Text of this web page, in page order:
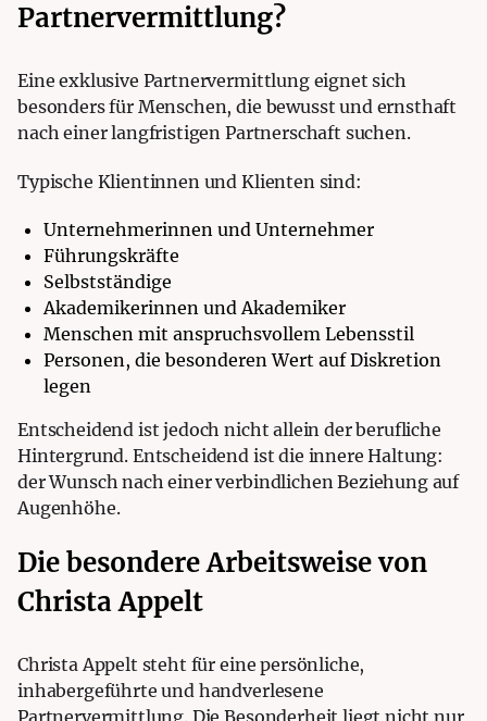
Partnervermittlung?
Eine exklusive Partnervermittlung eignet sich
besonders für Menschen, die bewusst und ernsthaft
nach einer langfristigen Partnerschaft suchen.
Typische Klientinnen und Klienten sind:
Unternehmerinnen und Unternehmer
Führungskräfte
Selbstständige
Akademikerinnen und Akademiker
Menschen mit anspruchsvollem Lebensstil
Personen, die besonderen Wert auf Diskretion
legen
Entscheidend ist jedoch nicht allein der berufliche
Hintergrund. Entscheidend ist die innere Haltung:
der Wunsch nach einer verbindlichen Beziehung auf
Augenhöhe.
Die besondere Arbeitsweise von
Christa Appelt
Christa Appelt steht für eine persönliche,
inhabergeführte und handverlesene
Partnervermittlung. Die Besonderheit liegt nicht nur